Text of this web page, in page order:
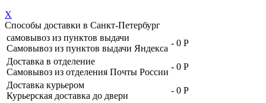
X
Способы доставки в Санкт-Петербург
самовывоз из пунктов выдачи
Самовывоз из пунктов выдачи Яндекса
- 0 Р
Доставка в отделение
Самовывоз из отделения Почты России
- 0 Р
Доставка курьером
Курьерская доставка до двери
- 0 Р